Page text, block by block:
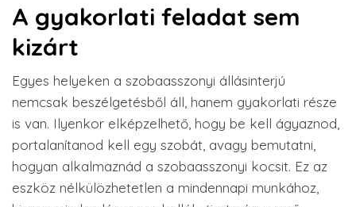
A gyakorlati feladat sem
kizárt
Egyes helyeken a szobaasszonyi állásinterjú
nemcsak beszélgetésből áll, hanem gyakorlati része
is van. Ilyenkor elképzelhető, hogy be kell ágyaznod,
portalanítanod kell egy szobát, avagy bemutatni,
hogyan alkalmaznád a szobaasszonyi kocsit. Ez az
eszköz nélkülözhetetlen a mindennapi munkához,